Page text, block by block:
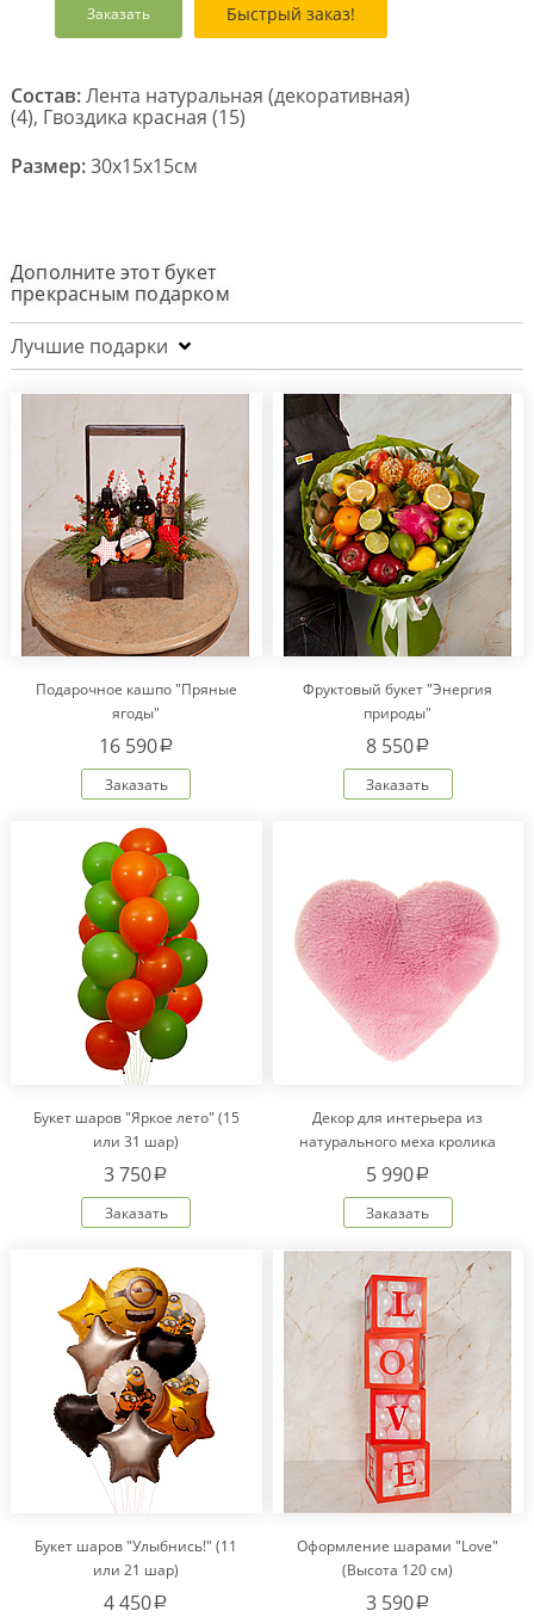
Заказать Быстрый заказ!
Состав:Лента натуральная (декоративная)
(4), Гвоздика красная (15)
Размер:30x15x15см
Дополните этот букет
прекрасным подарком
Лучшие подарки
Подарочное кашпо "Пряные
ягоды"
16 590a
Заказать
Фруктовый букет "Энергия
природы"
8 550a
Заказать
Букет шаров "Яркое лето" (15
или 31 шар)
3 750a
Заказать
Декор для интерьера из
натурального меха кролика
Рекс "Сердце" IM20601
5 990a
Заказать
Букет шаров "Улыбнись!" (11
или 21 шар)
4 450a
Оформление шарами "Love"
(Высота 120 см)
3 590a